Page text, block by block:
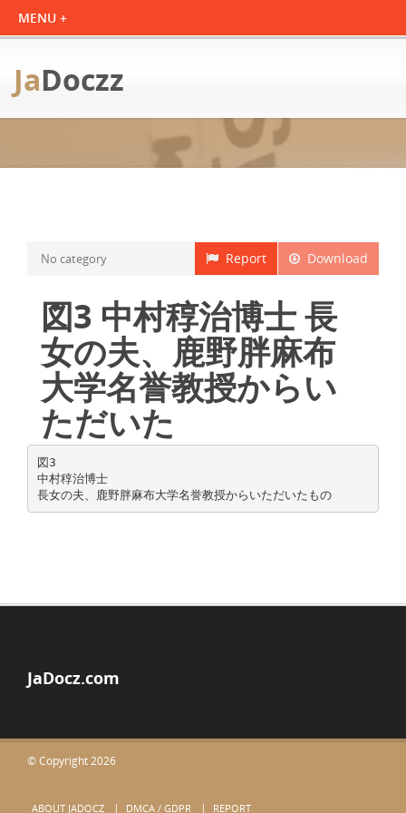
JaDoczz
Download
Report
No category
図3 中村稕治博士 長
女の夫、鹿野胖麻布
大学名誉教授からい
ただいた
図3
中村稕治博士
長女の夫、鹿野胖麻布大学名誉教授からいただいたもの
JaDocz.com
© Copyright 2026
ABOUT JADOCZ DMCA / GDPR REPORT